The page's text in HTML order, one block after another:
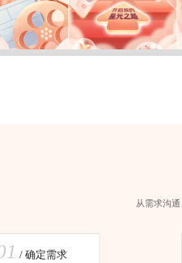
从需求沟
/ 确定需求